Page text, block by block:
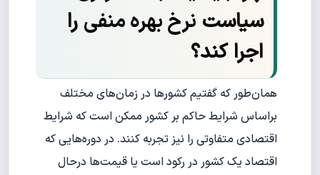
سیاست نرخ بهره منفی را
اجرا کند؟
همان‌طور که گفتیم کشورها در زمان‌های مختلف
براساس شرایط حاکم بر کشور ممکن است که شرایط
اقتصادی متفاوتی را نیز تجربه کنند. در دوره‌هایی که
اقتصاد یک کشور در رکود است یا قیمت‌ها درحال